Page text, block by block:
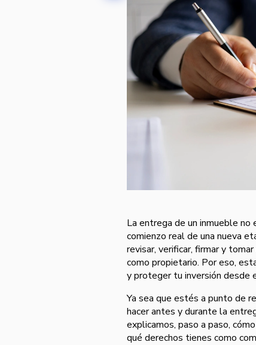
La entrega de un inmueble
comienzo real de una nueva
revisar, verificar, firmar y
como propietario. Por eso,
y proteger tu inversión desde
Ya sea que estés a punto de
hacer antes y durante la
explicamos, paso a paso,
qué derechos tienes como